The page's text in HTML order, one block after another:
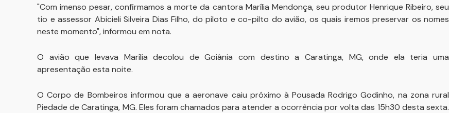
"Com imenso pesar, confirmamos a morte da cantora Marília Mendonça, seu produtor Henrique Ribeiro, seu
tio e assessor Abicieli Silveira Dias Filho, do piloto e co-pilto do avião, os quais iremos preservar os nomes
neste momento", informou em nota.
O avião que levava Marília decolou de Goiânia com destino a Caratinga, MG, onde ela teria uma
apresentação esta noite.
O Corpo de Bombeiros informou que a aeronave caiu próximo à Pousada Rodrigo Godinho, na zona rural
Piedade de Caratinga, MG. Eles foram chamados para atender a ocorrência por volta das 15h30 desta sexta.